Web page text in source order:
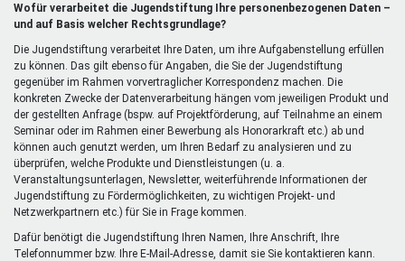
extern)
Wofür verarbeitet die Jugendstiftung Ihre personenbezogenen Daten –
und auf Basis welcher Rechtsgrundlage?
Die Jugendstiftung verarbeitet Ihre Daten, um ihre Aufgabenstellung erfüllen
zu können. Das gilt ebenso für Angaben, die Sie der Jugendstiftung
gegenüber im Rahmen vorvertraglicher Korrespondenz machen. Die
konkreten Zwecke der Datenverarbeitung hängen vom jeweiligen Produkt und
der gestellten Anfrage (bspw. auf Projektförderung, auf Teilnahme an einem
Seminar oder im Rahmen einer Bewerbung als Honorarkraft etc.) ab und
können auch genutzt werden, um Ihren Bedarf zu analysieren und zu
überprüfen, welche Produkte und Dienstleistungen (u. a.
Veranstaltungsunterlagen, Newsletter, weiterführende Informationen der
Jugendstiftung zu Fördermöglichkeiten, zu wichtigen Projekt- und
Netzwerkpartnern etc.) für Sie in Frage kommen.
Dafür benötigt die Jugendstiftung Ihren Namen, Ihre Anschrift, Ihre
Telefonnummer bzw. Ihre E-Mail-Adresse, damit sie Sie kontaktieren kann.